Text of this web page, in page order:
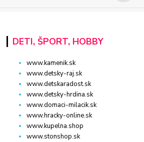
DETI, ŠPORT, HOBBY
www.kamenik.sk
www.detsky-raj.sk
www.detskaradost.sk
www.detsky-hrdina.sk
www.domaci-milacik.sk
www.hracky-online.sk
www.kupelna.shop
www.stonshop.sk